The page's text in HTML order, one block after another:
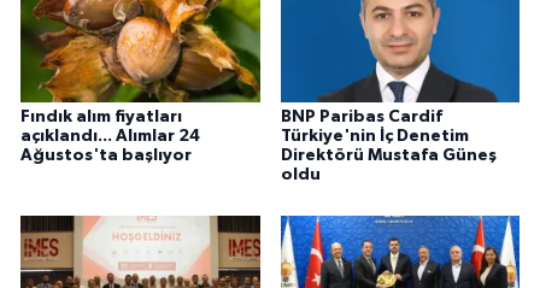
Fındık alım fiyatları
açıklandı... Alımlar 24
Ağustos'ta başlıyor
BNP Paribas Cardif
Türkiye'nin İç Denetim
Direktörü Mustafa Güneş
oldu